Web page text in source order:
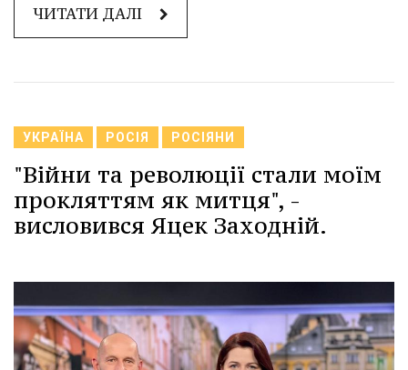
ЧИТАТИ ДАЛІ
УКРАЇНА РОСІЯ РОСІЯНИ
"Війни та революції стали моїм
прокляттям як митця", -
висловився Яцек Заходній.